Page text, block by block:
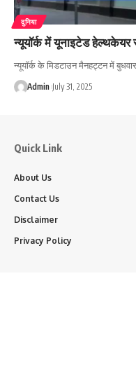
दुनिया
न्यूयॉर्क में यूनाइटेड हेल्थकेयर
न्यूयॉर्क के मिडटाउन मैनहट्टन में
Admin July 31, 2025
Quick Link
About Us
Contact Us
Disclaimer
Privacy Policy